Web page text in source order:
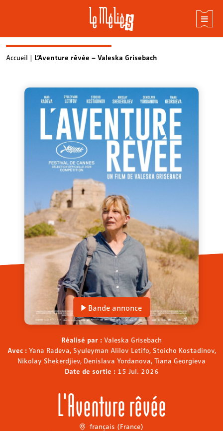
SkipAccueil | L’Aventure rêvée – Valeska Grisebach
Bande annonce
Réalisé par : Valeska Grisebach
Avec : Yana Radeva, Syuleyman Alilov Letifo, Stoicho Kostadinov,
Nikolay Shekerdjiev, Denislava Yordanova, Tiana Georgieva
Date de sortie : 15 Jul. 2026
L'Aventure rêvée
français (France)